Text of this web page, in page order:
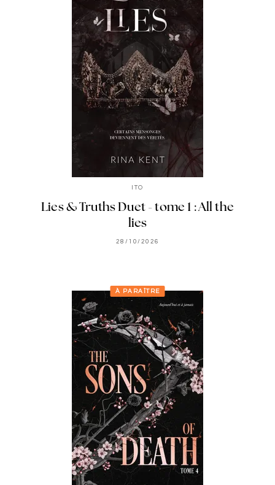
ITO
Lies & Truths Duet - tome 1 : All the
lies
28/10/2026
À PARAÎTRE